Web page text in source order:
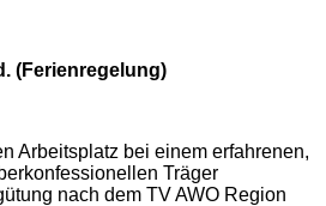
(Ferienregelung)
Arbeitsplatz bei einem erfahrenen,
Träger
nach dem TV AWO Region